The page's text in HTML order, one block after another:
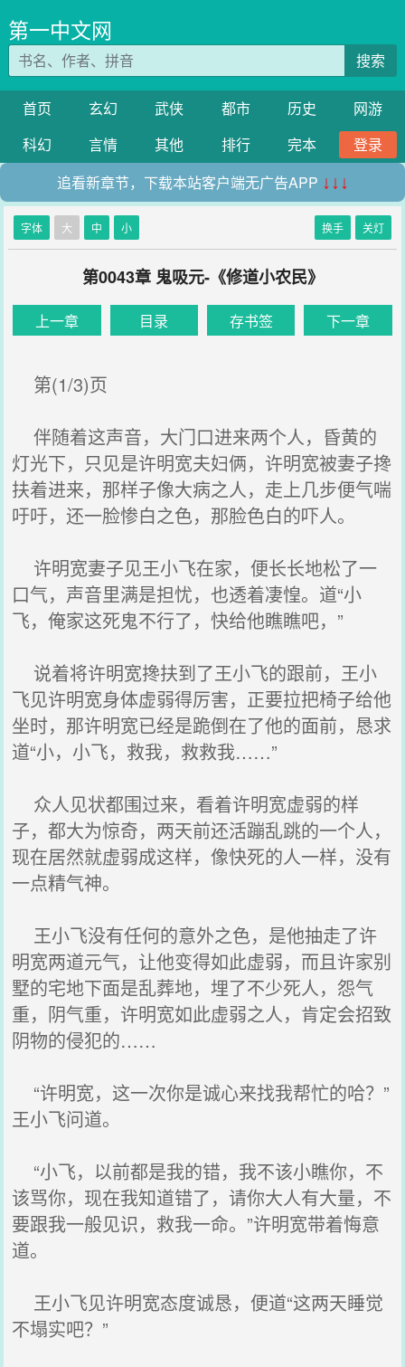
第一中文网
搜索
首页 玄幻 武侠 都市 历史
网游
科幻
言情 其他 排行 完本
登录
追看新章节，下载本站客户端无广告APP ↓↓↓
字体 大 中 小 换手 关灯
第0043章 鬼吸元-《修道小农民》
上一章 目录 存书签 下一章
第(1/3)页
伴随着这声音，大门口进来两个人，昏黄的
灯光下，只见是许明宽夫妇俩，许明宽被妻子搀
扶着进来，那样子像大病之人，走上几步便气喘
吁吁，还一脸惨白之色，那脸色白的吓人。
许明宽妻子见王小飞在家，便长长地松了一
口气，声音里满是担忧，也透着凄惶。道“小
飞，俺家这死鬼不行了，快给他瞧瞧吧，”
说着将许明宽搀扶到了王小飞的跟前，王小
飞见许明宽身体虚弱得厉害，正要拉把椅子给他
坐时，那许明宽已经是跪倒在了他的面前，恳求
道“小，小飞，救我，救救我……”
众人见状都围过来，看着许明宽虚弱的样
子，都大为惊奇，两天前还活蹦乱跳的一个人，
现在居然就虚弱成这样，像快死的人一样，没有
一点精气神。
王小飞没有任何的意外之色，是他抽走了许
明宽两道元气，让他变得如此虚弱，而且许家别
墅的宅地下面是乱葬地，埋了不少死人，怨气
重，阴气重，许明宽如此虚弱之人，肯定会招致
阴物的侵犯的……
“许明宽，这一次你是诚心来找我帮忙的哈？”
王小飞问道。
“小飞，以前都是我的错，我不该小瞧你，不
该骂你，现在我知道错了，请你大人有大量，不
要跟我一般见识，救我一命。”许明宽带着悔意
道。
王小飞见许明宽态度诚恳，便道“这两天睡觉
不塌实吧？”